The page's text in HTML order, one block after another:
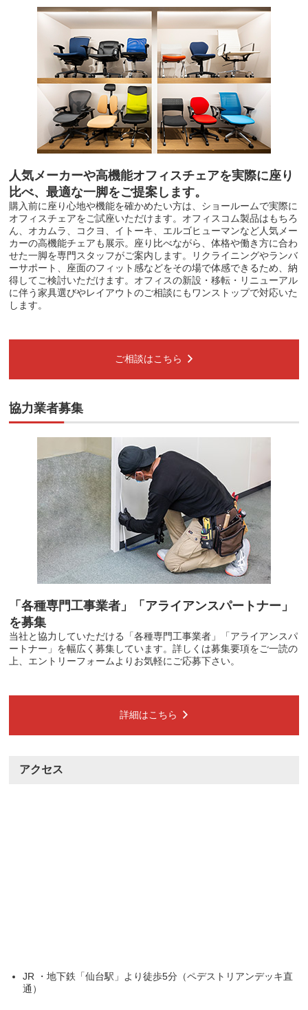
人気メーカーや高機能オフィスチェアを実際に座り
比べ、最適な一脚をご提案します。
購入前に座り心地や機能を確かめたい方は、ショールームで実際に
オフィスチェアをご試座いただけます。オフィスコム製品はもちろ
ん、オカムラ、コクヨ、イトーキ、エルゴヒューマンなど人気メー
カーの高機能チェアも展示。座り比べながら、体格や働き方に合わ
せた一脚を専門スタッフがご案内します。リクライニングやランバ
ーサポート、座面のフィット感などをその場で体感できるため、納
得してご検討いただけます。オフィスの新設・移転・リニューアル
に伴う家具選びやレイアウトのご相談にもワンストップで対応いた
します。
ご相談はこちら
協力業者募集
「各種専門工事業者」「アライアンスパートナー」
を募集
当社と協力していただける「各種専門工事業者」「アライアンスパ
ートナー」を幅広く募集しています。詳しくは募集要項をご一読の
上、エントリーフォームよりお気軽にご応募下さい。
詳細はこちら
アクセス
JR ・地下鉄「仙台駅」より徒歩5分（ペデストリアンデッキ直
通）